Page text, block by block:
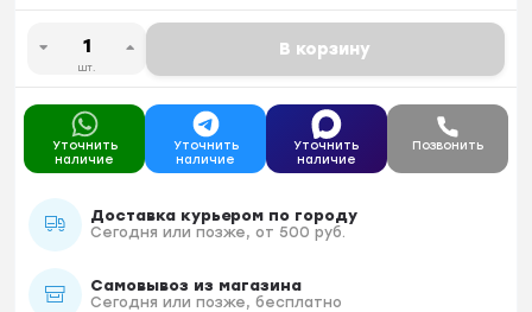
шт.
В корзину
Уточнить
наличие
Уточнить
наличие
Уточнить
наличие
Позвонить
Доставка курьером по городу
Сегодня или позже, от 500 руб.
Самовывоз из магазина
Сегодня или позже, бесплатно